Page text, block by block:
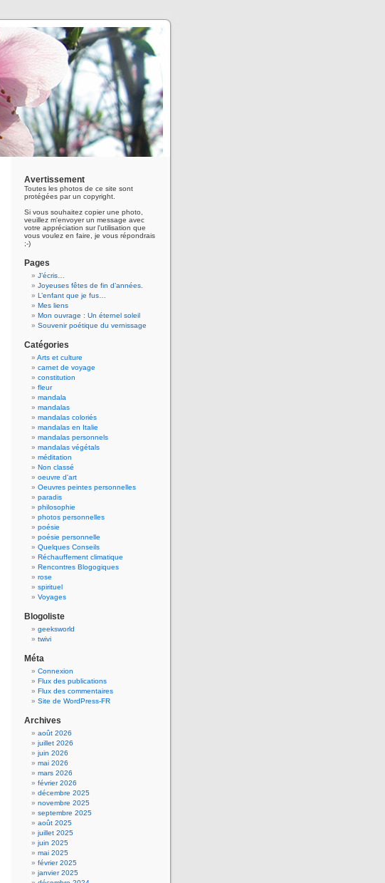
Avertissement
Toutes les photos de ce site sont
protégées par un copyright.
Si vous souhaitez copier une photo,
veuillez m'envoyer un message avec
votre appréciation sur l'utilisation que
vous voulez en faire, je vous répondrais
;-)
Pages
J’écris…
Joyeuses fêtes de fin d’années.
L’enfant que je fus…
Mes liens
Mon ouvrage : Un éternel soleil
Souvenir poétique du vernissage
Catégories
Arts et culture
carnet de voyage
constitution
fleur
mandala
mandalas
mandalas coloriés
mandalas en Italie
mandalas personnels
mandalas végétals
méditation
Non classé
oeuvre d'art
Oeuvres peintes personnelles
paradis
philosophie
photos personnelles
poésie
poésie personnelle
Quelques Conseils
Réchauffement climatique
Rencontres Blogogiques
rose
spirituel
Voyages
Blogoliste
geeksworld
twivi
Méta
Connexion
Flux des publications
Flux des commentaires
Site de WordPress-FR
Archives
août 2026
juillet 2026
juin 2026
mai 2026
mars 2026
février 2026
décembre 2025
novembre 2025
septembre 2025
août 2025
juillet 2025
juin 2025
mai 2025
février 2025
janvier 2025